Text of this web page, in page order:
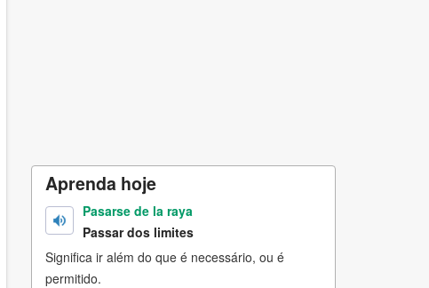
Aprenda hoje
Pasarse de la raya
Passar dos limites
Significa ir além do que é necessário, ou é
permitido.